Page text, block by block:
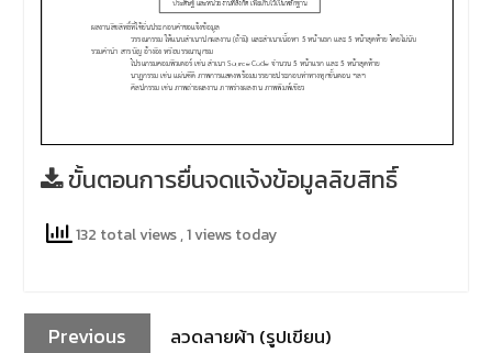
ขั้นตอนการยื่นจดแจ้งข้อมูลลิขสิทธิ์
132 total views, 1 views today
Previous ลวดลายผ้า (รูปเขียน)